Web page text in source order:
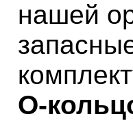
нашей
О-